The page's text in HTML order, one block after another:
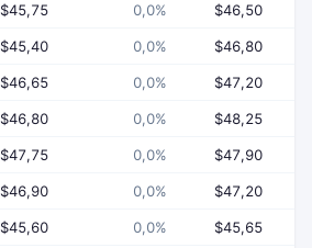
$45,75 0,0% $46,50
$45,40 0,0% $46,80
$46,65 0,0% $47,20
$46,80 0,0% $48,25
$47,75 0,0% $47,90
$46,90 0,0% $47,20
$45,60 0,0% $45,65